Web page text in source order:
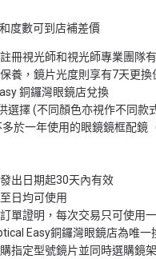
度數可到店補差價
冊視光師和視光師專業團隊
養，鏡片光度則享有7天更換
銅鑼灣眼鏡店兌換
選擇 (不同顏色亦視作不同
於一年使用的眼鏡鏡框配鏡
出日期起30天內有效
日均可使用
單證明，每次交易只可使用
Easy銅鑼灣眼鏡店為唯
指定型號鏡片並同時選購鏡